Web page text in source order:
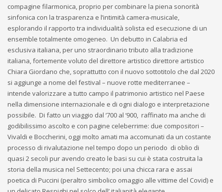
compagine filarmonica, proprio per combinare la piena sonorità
sinfonica con la trasparenza e l’intimità camera-musicale,
esplorando il rapporto tra individualità solista ed esecuzione di un
ensemble totalmente omogeneo. Un debutto in Calabria ed
esclusiva italiana, per uno straordinario tributo alla tradizione
italiana, fortemente voluto del direttore artistico direttore artistico
Chiara Giordano che, soprattutto con il nuovo sottotitolo che dal 2020
si aggiunge a nome del festival – nuove rotte mediterranee –
intende valorizzare a tutto campo il patrimonio artistico nel Paese
nella dimensione internazionale e di ogni dialogo e interpretazione
possibile. Di fatto un viaggio dal ‘700 al ‘900, raffinato ma anche di
godibilissimo ascolto e con pagine celeberrime: due compositori –
Vivaldi e Boccherini, oggi molto amati ma accomunati da un costante
processo di rivalutazione nel tempo dopo un periodo di oblio di
quasi 2 secoli pur avendo creato le basi su cui è stata costruita la
storia della musica nel Settecento; poi una chicca rara e assai
poetica di Puccini (peraltro simbolico omaggio alle vittime del Covid) e